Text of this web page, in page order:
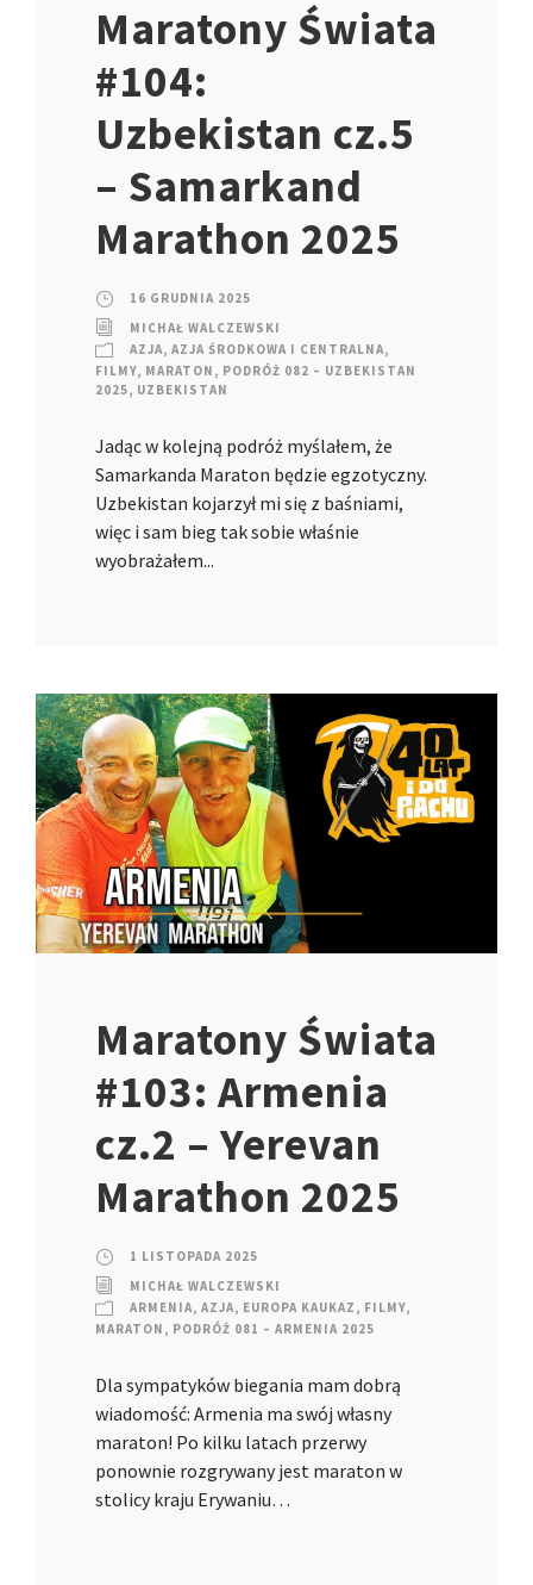
Maratony Świata
#104:
Uzbekistan cz.5
– Samarkand
Marathon 2025
16 GRUDNIA 2025
MICHAŁ WALCZEWSKI
AZJA, AZJA ŚRODKOWA I CENTRALNA,
FILMY, MARATON , PODRÓŻ 082 – UZBEKISTAN
2025, UZBEKISTAN
Jadąc w kolejną podróż myślałem, że
Samarkanda Maraton będzie egzotyczny.
Uzbekistan kojarzył mi się z baśniami,
więc i sam bieg tak sobie właśnie
wyobrażałem...
Maratony Świata
#103: Armenia
cz.2 – Yerevan
Marathon 2025
1 LISTOPADA 2025
MICHAŁ WALCZEWSKI
ARMENIA, AZJA, EUROPA KAUKAZ , FILMY,
MARATON , PODRÓŻ 081 – ARMENIA 2025
Dla sympatyków biegania mam dobrą
wiadomość: Armenia ma swój własny
maraton! Po kilku latach przerwy
ponownie rozgrywany jest maraton w
stolicy kraju Erywaniu…